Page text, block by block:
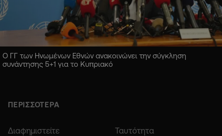
Ο ΓΓ των Ηνωμένων Εθνών ανακοινώνει την σύγκληση
συνάντησης 5+1 για το Κυπριακό
ΠΕΡΙΣΣΟΤΕΡΑ
Διαφημιστείτε Ταυτότητα